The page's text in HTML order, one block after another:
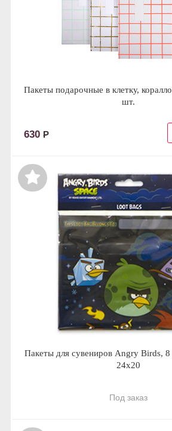
Пакеты подарочные в клетку,
шт.
630 Р
Пакеты для сувениров Angry Birds,
24х20
Под заказ